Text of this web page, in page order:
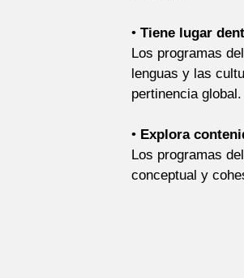
• Tiene lugar
Los programas
lenguas y las
pertinencia global.
• Explora
Los programas
conceptual y